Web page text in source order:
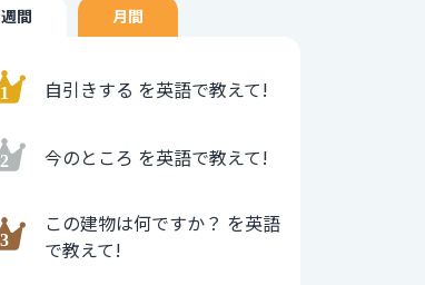
週間 月間
自引きする を英語で教えて!
今のところ を英語で教えて!
この建物は何ですか？ を英語
で教えて!